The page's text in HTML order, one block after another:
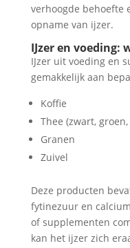
verhoogde behoefte
opname van ijzer.
IJzer en voeding:
IJzer uit voeding en
gemakkelijk aan
Koffie
Thee (zwart,
Granen
Zuivel
Deze producten
fytinezuur en
of supplementen
kan het ijzer zich